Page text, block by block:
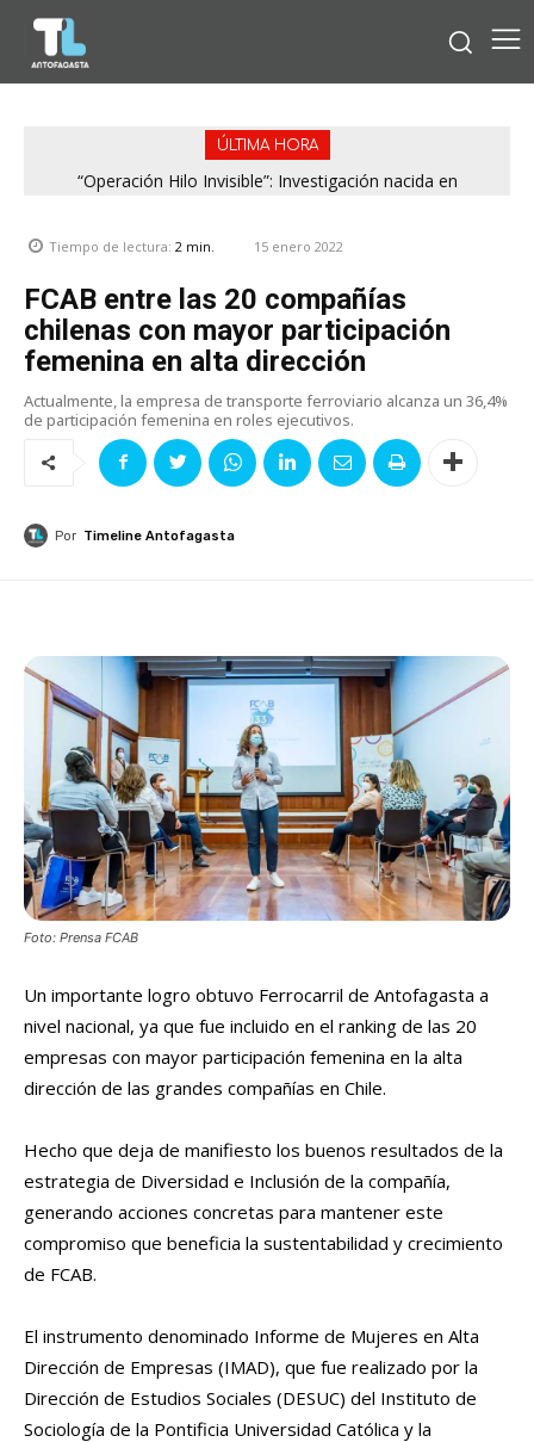
ÚLTIMA HORA
“Operación Hilo Invisible”: Investigación nacida en
Tiempo de lectura: 2 min. 15 enero 2022
FCAB entre las 20 compañías
chilenas con mayor participación
femenina en alta dirección
Actualmente, la empresa de transporte ferroviario alcanza un 36,4%
de participación femenina en roles ejecutivos.
Por Timeline Antofagasta
Foto: Prensa FCAB
Un importante logro obtuvo Ferrocarril de Antofagasta a
nivel nacional, ya que fue incluido en el ranking de las 20
empresas con mayor participación femenina en la alta
dirección de las grandes compañías en Chile.
Hecho que deja de manifiesto los buenos resultados de la
estrategia de Diversidad e Inclusión de la compañía,
generando acciones concretas para mantener este
compromiso que beneficia la sustentabilidad y crecimiento
de FCAB.
El instrumento denominado Informe de Mujeres en Alta
Dirección de Empresas (IMAD), que fue realizado por la
Dirección de Estudios Sociales (DESUC) del Instituto de
Sociología de la Pontificia Universidad Católica y la